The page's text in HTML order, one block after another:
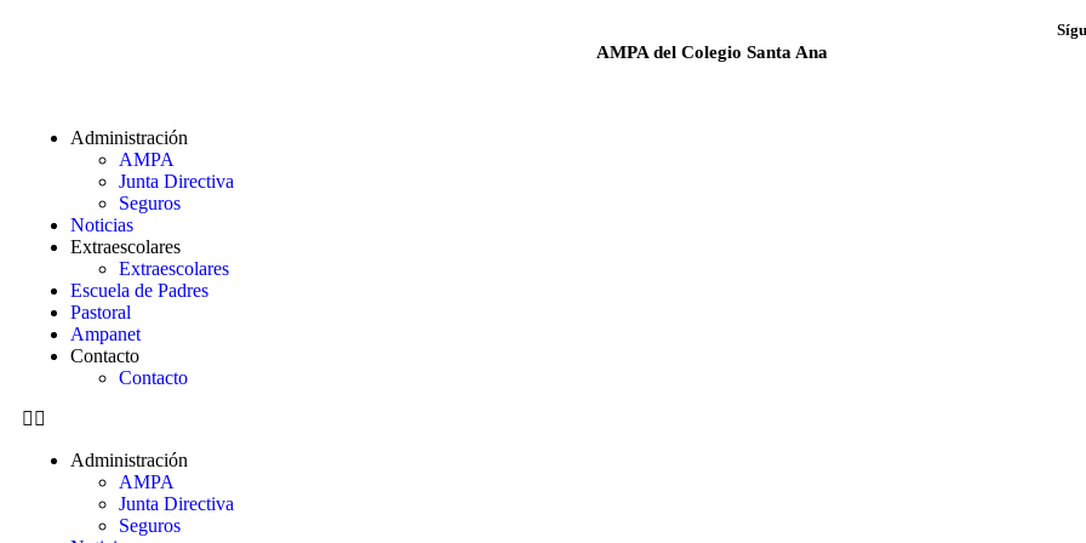
AMPA del Colegio Santa Ana
Administración
AMPA
Junta Directiva
Seguros
Noticias
Extraescolares
Extraescolares
Escuela de Padres
Pastoral
Ampanet
Contacto
Contacto
Administración
AMPA
Junta Directiva
Seguros